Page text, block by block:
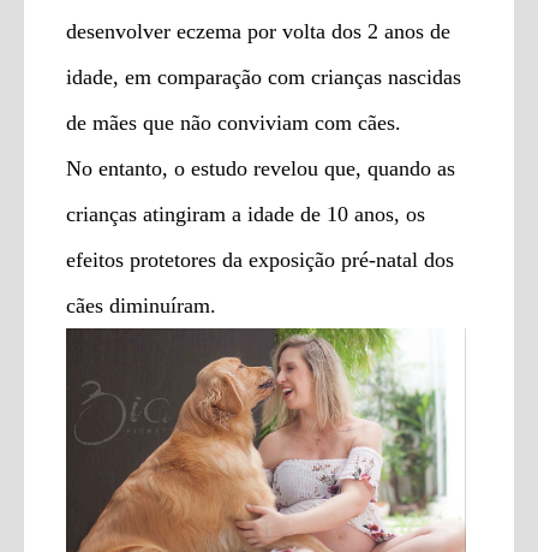
desenvolver eczema por volta dos 2 anos de
idade, em comparação com crianças nascidas
de mães que não conviviam com cães.
No entanto, o estudo revelou que, quando as
crianças atingiram a idade de 10 anos, os
efeitos protetores da exposição pré-natal dos
cães diminuíram.